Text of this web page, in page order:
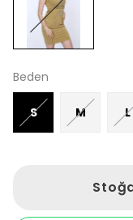
Beden
S M L